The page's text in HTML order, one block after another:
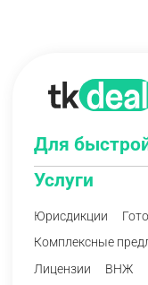
Услуги
Юрисдикции
Комплексные
Лицензии
ВНЖ
Для